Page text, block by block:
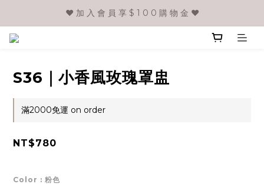
❤️ 加 入 會 員 享 $ 1 0 0 購 物 金 ❤️
S36｜小香風玫瑰罩盅
滿2000免運 on order
NT$780
Color : 粉色